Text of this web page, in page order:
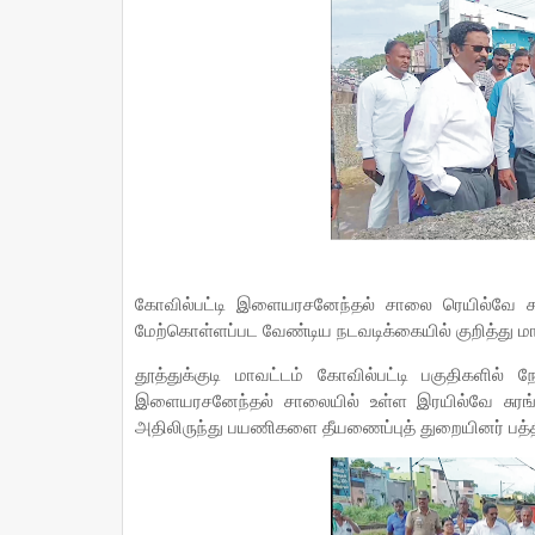
கோவில்பட்டி இளையரசனேந்தல் சாலை ரெயில்வே
மேற்கொள்ளப்பட வேண்டிய நடவடிக்கையில் குறித்து
தூத்துக்குடி மாவட்டம் கோவில்பட்டி
இளையரசனேந்தல் சாலையில் உள்ள இரயில்வே
அதிலிருந்து பயணிகளை தீயணைப்புத் துறையினர்